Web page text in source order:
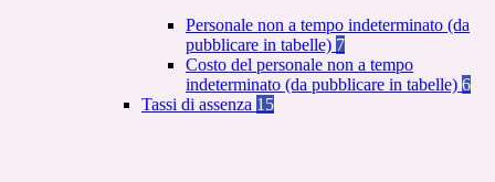
Personale non a tempo indeterminato (da
pubblicare in tabelle) 7
Costo del personale non a tempo
indeterminato (da pubblicare in tabelle) 6
Tassi di assenza 15